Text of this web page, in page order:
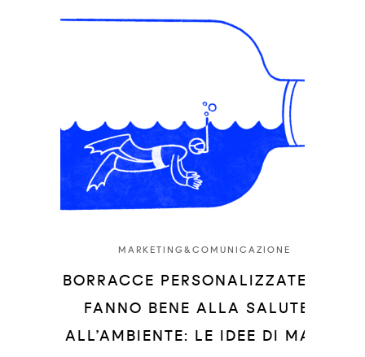
MARKETING&COMUNICAZIONE
BORRACCE PERSONALIZZATE CHE
FANNO BENE ALLA SALUTE E
ALL’AMBIENTE: LE IDEE DI MAIKII.